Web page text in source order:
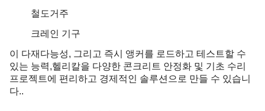
철도거주
크레인 기구
이 다재다능성, 그리고 즉시 앵커를 로드하고 테스트할 수
있는 능력,헬리칼을 다양한 콘크리트 안정화 및 기초 수리
프로젝트에 편리하고 경제적인 솔루션으로 만들 수 있습니
다..